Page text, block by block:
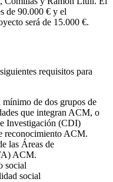
de 90.000 € y el
será de 15.000 €.
requisitos para
de dos grupos de
que integran ACM, o
Investigación (CDI)
reconocimiento ACM.
las Áreas de
ACM.
social
social